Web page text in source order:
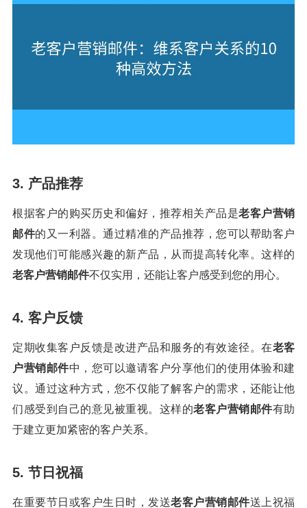
3. 产品推荐
根据客户的购买历史和偏好，推荐相关产品是老客户营销
邮件的又一利器。通过精准的产品推荐，您可以帮助客户
发现他们可能感兴趣的新产品，从而提高转化率。这样的
老客户营销邮件不仅实用，还能让客户感受到您的用心。
4. 客户反馈
定期收集客户反馈是改进产品和服务的有效途径。在老客
户营销邮件中，您可以邀请客户分享他们的使用体验和建
议。通过这种方式，您不仅能了解客户的需求，还能让他
们感受到自己的意见被重视。这样的老客户营销邮件有助
于建立更加紧密的客户关系。
5. 节日祝福
在重要节日或客户生日时，发送老客户营销邮件送上祝福